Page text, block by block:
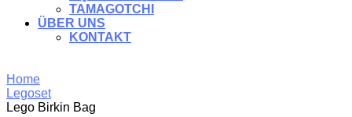
TAMAGOTCHI
ÜBER UNS
KONTAKT
Home
Legoset
Lego Birkin Bag